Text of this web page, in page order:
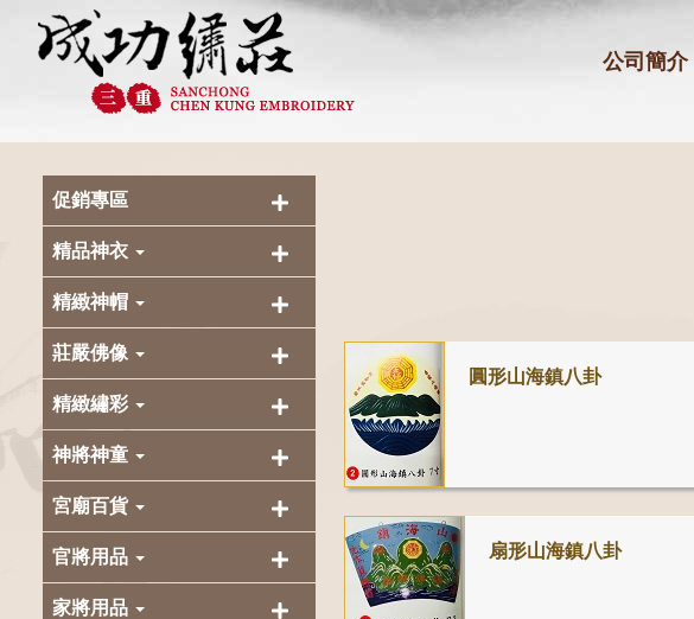
公司簡介
促銷專區
精品神衣
精緻神帽
莊嚴佛像
精緻繡彩
神將神童
宮廟百貨
官將用品
家將用品
圓形山海鎮八卦
扇形山海鎮八卦